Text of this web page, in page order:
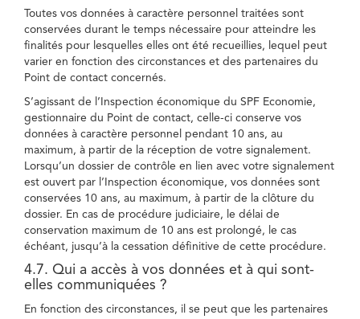
Toutes vos données à caractère personnel traitées sont
conservées durant le temps nécessaire pour atteindre les
finalités pour lesquelles elles ont été recueillies, lequel peut
varier en fonction des circonstances et des partenaires du
Point de contact concernés.
S’agissant de l’Inspection économique du SPF Economie,
gestionnaire du Point de contact, celle-ci conserve vos
données à caractère personnel pendant 10 ans, au
maximum, à partir de la réception de votre signalement.
Lorsqu’un dossier de contrôle en lien avec votre signalement
est ouvert par l’Inspection économique, vos données sont
conservées 10 ans, au maximum, à partir de la clôture du
dossier. En cas de procédure judiciaire, le délai de
conservation maximum de 10 ans est prolongé, le cas
échéant, jusqu’à la cessation définitive de cette procédure.
4.7. Qui a accès à vos données et à qui sont-
elles communiquées ?
En fonction des circonstances, il se peut que les partenaires